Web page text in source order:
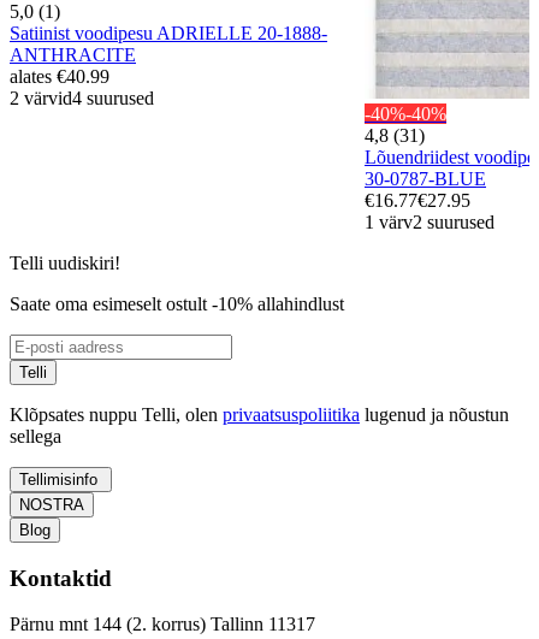
5,0 (1)
Satiinist voodipesu ADRIELLE 20-1888-
ANTHRACITE
alates €40.99
2 värvid4 suurused
-40%-40%
4,8 (31)
Lõuendriidest
30-0787-BLUE
€16.77€27.95
1 värv2 suurused
Telli uudiskiri!
Saate oma esimeselt ostult -10% allahindlust
Telli
Klõpsates nuppu Telli, olen privaatsuspoliitika lugenud ja nõustun
sellega
Tellimisinfo
NOSTRA
Blog
Kontaktid
Pärnu mnt 144 (2. korrus) Tallinn 11317